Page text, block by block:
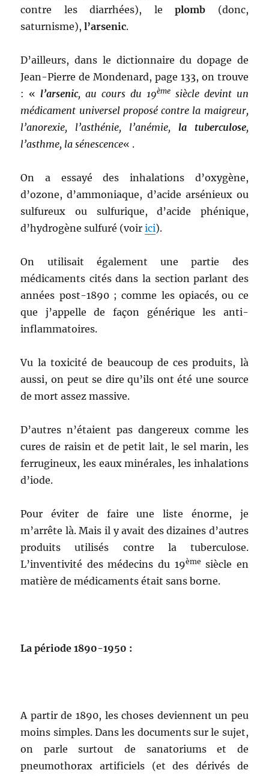
contre les diarrhées), leplomb (donc,
saturnisme),l’arsenic.
D’ailleurs, dans le dictionnaire du dopage de
Jean-Pierre de Mondenard, page 133, on trouve
: « l’arsenic, au cours du 19èmesiècle devint un
médicament universel proposé contre la maigreur,
l’anorexie, l’asthénie, l’anémie, la tuberculose,
l’asthme, la sénescence« .
On a essayé des inhalations d’oxygène,
d’ozone, d’ammoniaque, d’acide arsénieux ou
sulfureux ou sulfurique, d’acide phénique,
d’hydrogène sulfuré (voirici).
On utilisait également une partie des
médicaments cités dans la section parlant des
années post-1890 ; comme les opiacés, ou ce
que j’appelle de façon générique les anti-
inflammatoires.
Vu la toxicité de beaucoup de ces produits, là
aussi, on peut se dire qu’ils ont été une source
de mort assez massive.
D’autres n’étaient pas dangereux comme les
cures de raisin et de petit lait, le sel marin, les
ferrugineux, les eaux minérales, les inhalations
d’iode.
Pour éviter de faire une liste énorme, je
m’arrête là. Mais il y avait des dizaines d’autres
produits utilisés contre la tuberculose.
L’inventivité des médecins du 19ème siècle en
matière de médicaments était sans borne.
La période 1890-1950 :
A partir de 1890, les choses deviennent un peu
moins simples. Dans les documents sur le sujet,
on parle surtout de sanatoriums et de
pneumothorax artificiels (et des dérivés de